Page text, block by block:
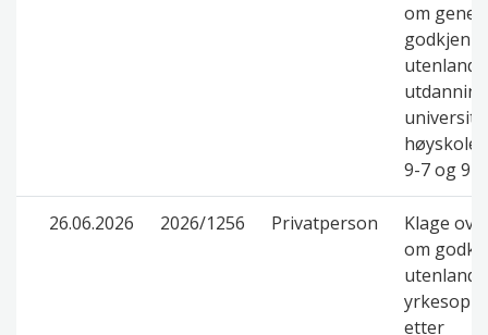
om
9-7 og 9-8
26.06.2026 2026/1256 Privatperson
Klage
om
etter